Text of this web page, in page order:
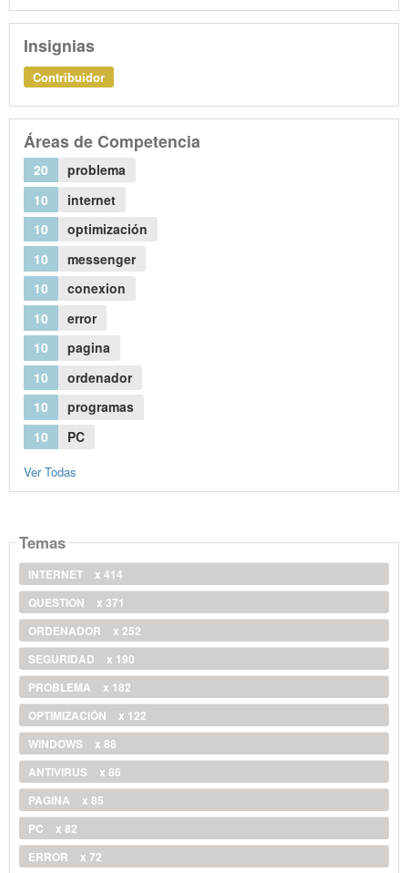
Insignias
Contribuidor
Áreas de Competencia
20
problema
10
internet
10
optimización
10
messenger
10
conexion
10
error
10
pagina
10
ordenador
10
programas
10
PC
Ver Todas
Temas
INTERNET
x 414
QUESTION
x 371
ORDENADOR
x 252
SEGURIDAD
x 190
PROBLEMA
x 182
OPTIMIZACIÓN
x 122
WINDOWS
x 88
ANTIVIRUS
x 86
PAGINA
x 85
PC
x 82
ERROR
x 72